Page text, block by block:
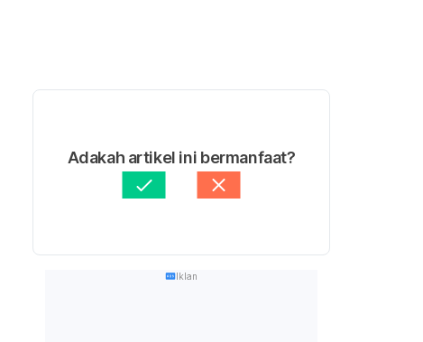
Adakah artikel ini bermanfaat?
Iklan